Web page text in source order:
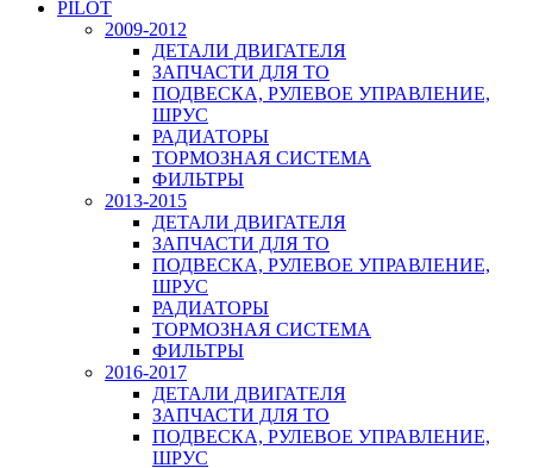
PILOT
2009-2012
ДЕТАЛИ ДВИГАТЕЛЯ
ЗАПЧАСТИ ДЛЯ ТО
ПОДВЕСКА, РУЛЕВОЕ УПРАВЛЕНИЕ,
ШРУС
РАДИАТОРЫ
ТОРМОЗНАЯ СИСТЕМА
ФИЛЬТРЫ
2013-2015
ДЕТАЛИ ДВИГАТЕЛЯ
ЗАПЧАСТИ ДЛЯ ТО
ПОДВЕСКА, РУЛЕВОЕ УПРАВЛЕНИЕ,
ШРУС
РАДИАТОРЫ
ТОРМОЗНАЯ СИСТЕМА
ФИЛЬТРЫ
2016-2017
ДЕТАЛИ ДВИГАТЕЛЯ
ЗАПЧАСТИ ДЛЯ ТО
ПОДВЕСКА, РУЛЕВОЕ УПРАВЛЕНИЕ,
ШРУС